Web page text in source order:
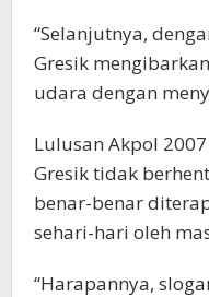
“Selanjutnya,
Gresik
udara dengan
Lulusan Akpol
Gresik tidak
benar-benar
sehari-hari oleh
“Harapannya,